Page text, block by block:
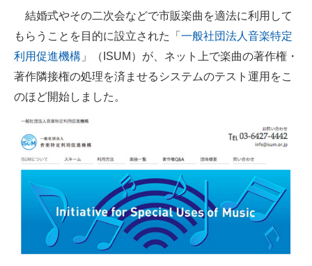
ITの今と未来を見通す
スマホと通信の最新トレンド
進化するPCとデバイスの未来
好きが集まる 比べて選べる
企業ITのトレンドを詳説
経営リーダーのコミュニティ
結婚式やその二次会などで市販楽曲を適法に利用して
もらうことを目的に設立された「 一般社団法人音楽特定
利用促進機構 」（ISUM）が、ネット上で楽曲の著作権・
著作隣接権の処理を済ませるシステムのテスト運用をこ
のほど開始しました。